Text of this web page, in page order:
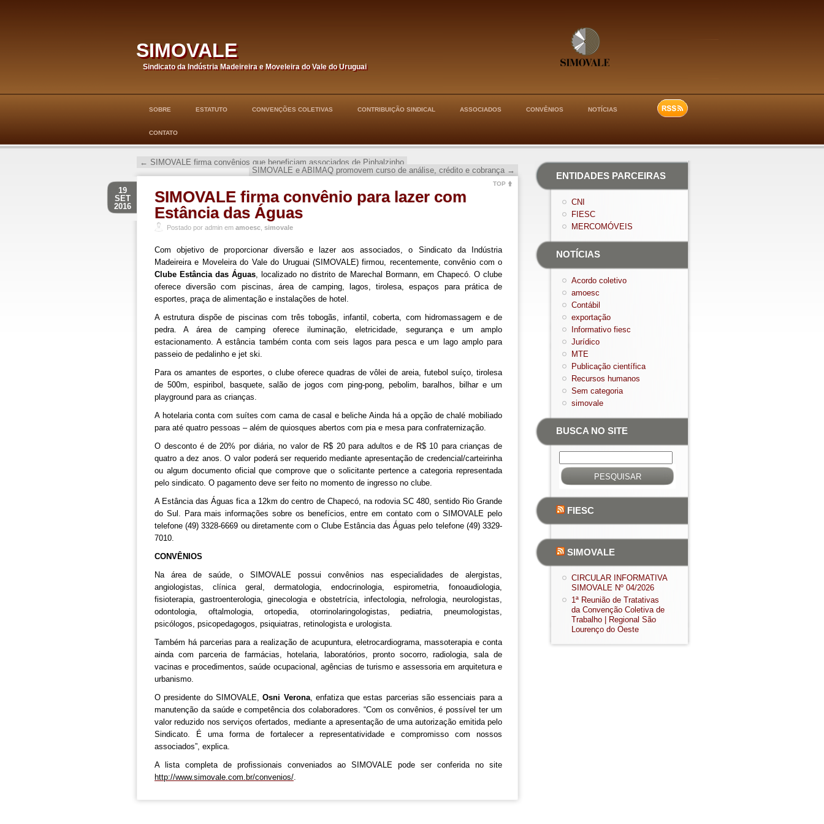
simovale
Sindicato da Indústria Madeireira e Moveleira do Vale do Uruguai
SOBRE ESTATUTO CONVENÇÕES COLETIVAS CONTRIBUIÇÃO SINDICAL ASSOCIADOS CONVÊNIOS NOTÍCIAS
CONTATO
← SIMOVALE firma convênios que beneficiam associados de Pinhalzinho
SIMOVALE e ABIMAQ promovem curso de análise, crédito e cobrança →
TOP
SIMOVALE firma convênio para lazer com
Estância das Águas
19
SET
2016
Postado por admin em amoesc simovale
Com objetivo de proporcionar diversão e lazer aos associados, o Sindicato da Indústria
Madeireira e Moveleira do Vale do Uruguai (SIMOVALE) firmou, recentemente, convênio com o
Clube Estância das Águas, localizado no distrito de Marechal Bormann, em Chapecó. O clube
oferece diversão com piscinas, área de camping, lagos, tirolesa, espaços para prática de
esportes, praça de alimentação e instalações de hotel.
A estrutura dispõe de piscinas com três tobogãs, infantil, coberta, com hidromassagem e de
pedra. A área de camping oferece iluminação, eletricidade, segurança e um amplo
estacionamento. A estância também conta com seis lagos para pesca e um lago amplo para
passeio de pedalinho e jet ski.
Para os amantes de esportes, o clube oferece quadras de vôlei de areia, futebol suíço, tirolesa
de 500m, espiribol, basquete, salão de jogos com ping-pong, pebolim, baralhos, bilhar e um
playground para as crianças.
A hotelaria conta com suítes com cama de casal e beliche Ainda há a opção de chalé mobiliado
para até quatro pessoas – além de quiosques abertos com pia e mesa para confraternização.
O desconto é de 20% por diária, no valor de R$ 20 para adultos e de R$ 10 para crianças de
quatro a dez anos. O valor poderá ser requerido mediante apresentação de credencial/carteirinha
ou algum documento oficial que comprove que o solicitante pertence a categoria representada
pelo sindicato. O pagamento deve ser feito no momento de ingresso no clube.
A Estância das Águas fica a 12km do centro de Chapecó, na rodovia SC 480, sentido Rio Grande
do Sul. Para mais informações sobre os benefícios, entre em contato com o SIMOVALE pelo
telefone (49) 3328-6669 ou diretamente com o Clube Estância das Águas pelo telefone (49) 3329-
7010.
CONVÊNIOS
Na área de saúde, o SIMOVALE possui convênios nas especialidades de alergistas,
angiologistas, clínica geral, dermatologia, endocrinologia, espirometria, fonoaudiologia,
fisioterapia, gastroenterologia, ginecologia e obstetrícia, infectologia, nefrologia, neurologistas,
odontologia, oftalmologia, ortopedia, otorrinolaringologistas, pediatria, pneumologistas,
psicólogos, psicopedagogos, psiquiatras, retinologista e urologista.
Também há parcerias para a realização de acupuntura, eletrocardiograma, massoterapia e conta
ainda com parceria de farmácias, hotelaria, laboratórios, pronto socorro, radiologia, sala de
vacinas e procedimentos, saúde ocupacional, agências de turismo e assessoria em arquitetura e
urbanismo.
O presidente do SIMOVALE,Osni Verona, enfatiza que estas parcerias são essenciais para a
manutenção da saúde e competência dos colaboradores. “Com os convênios, é possível ter um
valor reduzido nos serviços ofertados, mediante a apresentação de uma autorização emitida pelo
Sindicato. É uma forma de fortalecer a representatividade e compromisso com nossos
associados”, explica.
A lista completa de profissionais conveniados ao SIMOVALE pode ser conferida no site
http://www.simovale.com.br/convenios/.
ENTIDADES PARCEIRAS
CNI
FIESC
MERCOMÓVEIS
NOTÍCIAS
Acordo coletivo
amoesc
Contábil
exportação
Informativo fiesc
Jurídico
MTE
Publicação científica
Recursos humanos
Sem categoria
simovale
BUSCA NO SITE
por:
FIESC
SIMOVALE
CIRCULAR INFORMATIVA
SIMOVALE Nº 04/2026
1ª Reunião de Tratativas
da Convenção Coletiva de
Trabalho | Regional São
Lourenço do Oeste